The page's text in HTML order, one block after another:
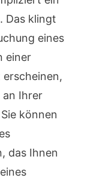
Das klingt
eines
einer
Ihrer
können
das Ihnen